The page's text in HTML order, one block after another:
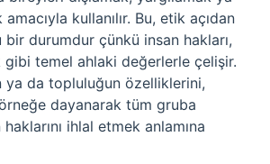
kullanılır. Bu, etik açıdan
durumdur çünkü insan hakları,
temel ahlaki değerlerle çelişir.
ya da topluluğun özelliklerini,
dayanarak tüm gruba
ihlal etmek anlamına